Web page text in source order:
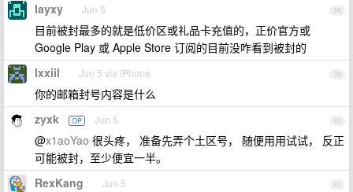
38
layxy Jun 5
目前被封最多的就是低价区或礼品卡充值的，正价官方或
Google Play 或 Apple Store 订阅的目前没咋看到被封的
39
lxxiil Jun 5 via iPhone
你的邮箱封号内容是什么
40
zyxk OP Jun 5
@x1aoYao 很头疼， 准备先弄个土区号， 随便用用试试， 反正
可能被封，至少便宜一半。
41
RexKang Jun 5